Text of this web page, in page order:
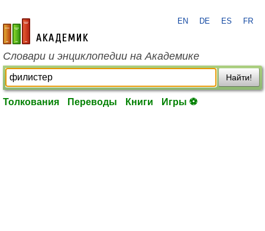
academic.ru
EN DE ES FR
Словари и энциклопедии на Академике
Найти!
Толкования Переводы Книги Игры ⚽